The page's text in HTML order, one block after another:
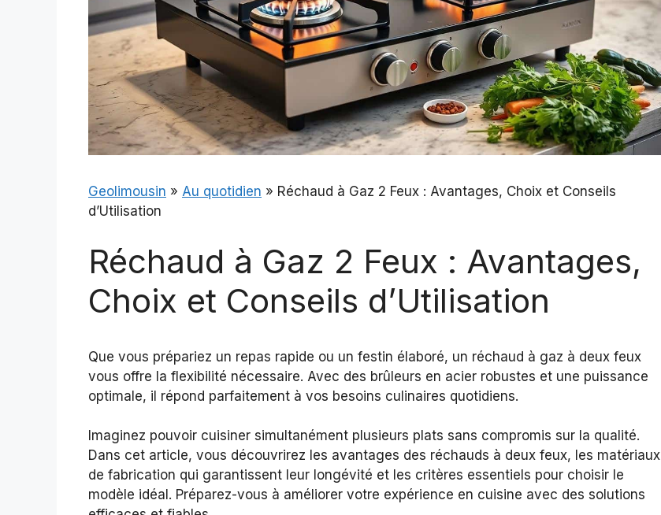
Geolimousin » Au quotidien » Réchaud à Gaz 2 Feux : Avantages, Choix et Conseils
d’Utilisation
Réchaud à Gaz 2 Feux : Avantages,
Choix et Conseils d’Utilisation
Que vous prépariez un repas rapide ou un festin élaboré, un réchaud à gaz à deux feux
vous offre la flexibilité nécessaire. Avec des brûleurs en acier robustes et une puissance
optimale, il répond parfaitement à vos besoins culinaires quotidiens.
Imaginez pouvoir cuisiner simultanément plusieurs plats sans compromis sur la qualité.
Dans cet article, vous découvrirez les avantages des réchauds à deux feux, les matériaux
de fabrication qui garantissent leur longévité et les critères essentiels pour choisir le
modèle idéal. Préparez-vous à améliorer votre expérience en cuisine avec des solutions